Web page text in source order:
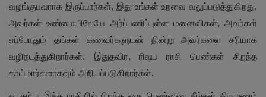
வழங்குபவராக இருப்பார்கள், இது உங்கள் உறவை வலுப்படுத்துகிறது.
அவர்கள் உண்மையிலேயே அர்ப்பணிப்புள்ள மனைவிகள், அவர்கள்
எப்போதும் தங்கள் கணவர்களுடன் நின்று அவர்களை சரியாக
வழிநடத்துகிறார்கள். இதுதவிர, ரிஷப ராசி பெண்கள் சிறந்த
தாய்மார்களாகவும் அறியப்படுகிறார்கள்.